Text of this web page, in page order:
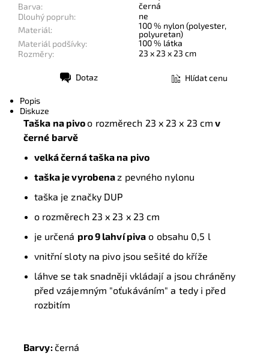
Barva:
černá
Dlouhý popruh:
ne
Materiál:
100 % nylon (polyester,
polyuretan)
Materiál podšívky:
100 % látka
Rozměry:
23 x 23 x 23 cm
Dotaz Hlídat cenu
Popis
Diskuze
Taška na pivoo rozměrech 23 x 23 x 23 cm v
černé barvě
velká černá taška na pivo
taška je vyrobenaz pevného nylonu
taška je značky DUP
o rozměrech 23 x 23 x 23 cm
je určená pro 9 lahví piva o obsahu 0,5 l
vnitřní sloty na pivo jsou sešité do kříže
láhve se tak snadněji vkládají a jsou chráněny
před vzájemným "oťukáváním" a tedy i před
rozbitím
Barvy:černá